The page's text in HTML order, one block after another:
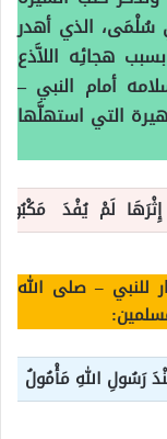
سُلْمَى، الذي أهدر
هجائِه اللاَّذع
أمام النبي –
التي استهلَّها
لَمْ يُفْدَ مَكْبُولُ
للنبي – صلى الله
رَسُولِ اللهِ مَأْمُولُ